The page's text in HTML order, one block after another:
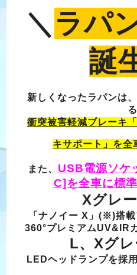
＼ ラ
誕
新しくなったラパンは
る
衝突被害軽減ブレーキ
キサポート」を全
また、 USB電源ソ
C]を全車に標
Xグレ
「ナノイー X」(※)搭載
360°プレミアムUV&IR
L、Xグレ
LEDヘッドランプを採